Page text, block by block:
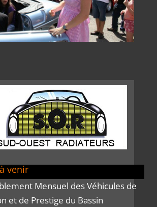
venir
Mensuel des Véhicules de
et de Prestige du Bassin